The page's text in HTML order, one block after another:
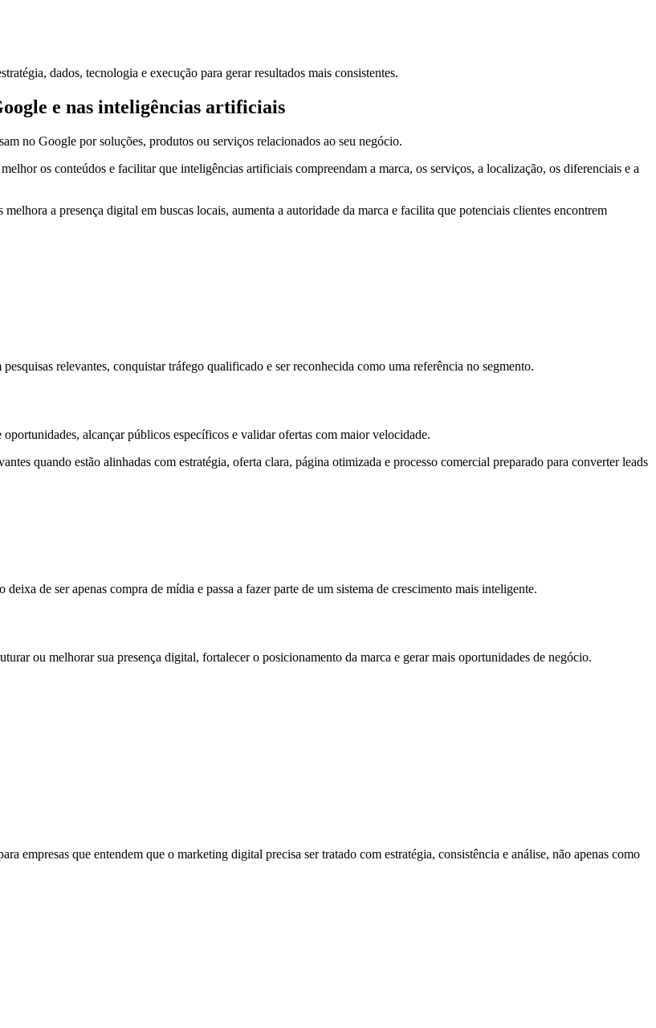
dados, tecnologia e execução para gerar resultados mais consistentes.
e nas inteligências artificiais
no Google por soluções, produtos ou serviços relacionados ao seu negócio.
os conteúdos e facilitar que inteligências artificiais compreendam a marca, os serviços, a localização, os diferenciais e a
a presença digital em buscas locais, aumenta a autoridade da marca e facilita que potenciais clientes encontrem
relevantes, conquistar tráfego qualificado e ser reconhecida como uma referência no segmento.
alcançar públicos específicos e validar ofertas com maior velocidade.
quando estão alinhadas com estratégia, oferta clara, página otimizada e processo comercial preparado para converter leads
de ser apenas compra de mídia e passa a fazer parte de um sistema de crescimento mais inteligente.
ou melhorar sua presença digital, fortalecer o posicionamento da marca e gerar mais oportunidades de negócio.
empresas que entendem que o marketing digital precisa ser tratado com estratégia, consistência e análise, não apenas como